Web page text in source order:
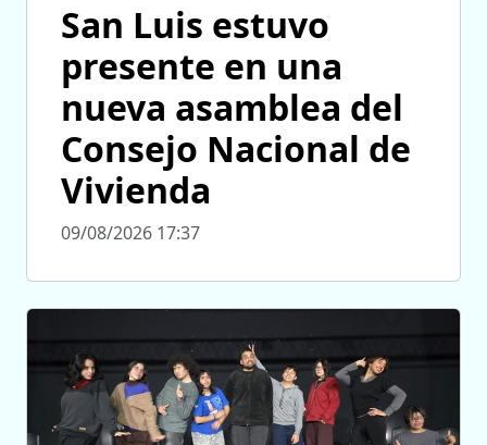
San Luis estuvo
presente en una
nueva asamblea del
Consejo Nacional de
Vivienda
09/08/2026 17:37